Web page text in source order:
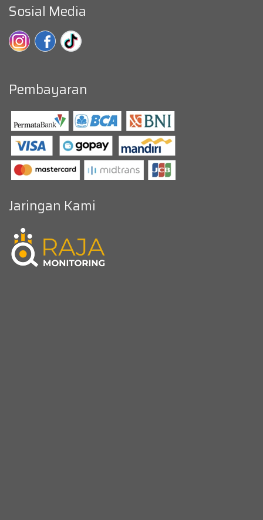
Sosial Media
Pembayaran
Jaringan Kami